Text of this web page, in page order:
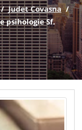
Judet Covasna /
psihologie Sf.